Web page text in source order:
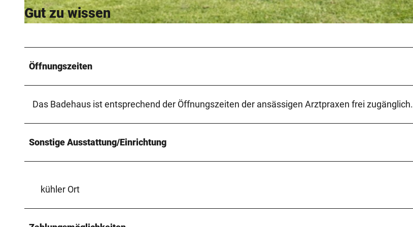
-
i
k
p
Gut zu wissen
Öffnungszeiten
Das Badehaus ist entsprechend der Öffnungszeiten der ansässigen Arztpraxen frei zugänglich.
Sonstige Ausstattung/Einrichtung
kühler Ort